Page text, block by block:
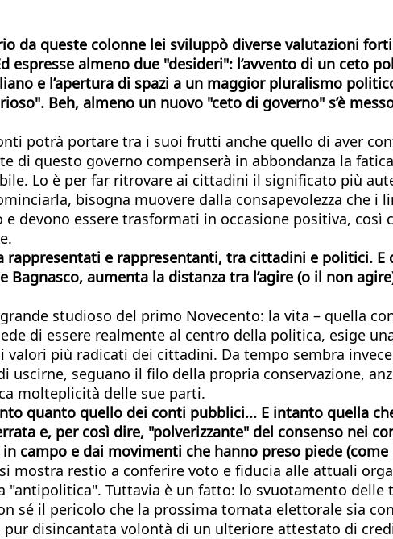
da queste colonne lei sviluppò diverse valutazioni
espresse almeno due "desideri": l’avvento di un ceto
e l’apertura di spazi a un maggior pluralismo
Beh, almeno un nuovo "ceto di governo" s’è
potrà portare tra i suoi frutti anche quello di aver
di questo governo compenserà in abbondanza la
Lo è per far ritrovare ai cittadini il significato più
bisogna muovere dalla consapevolezza
devono essere trasformati in occasione positiva,
e rappresentanti, tra cittadini e politici. E
Bagnasco, aumenta la distanza tra l’agire (o il non
studioso del primo Novecento: la vita – quella
di essere realmente al centro della politica, esige
più radicati dei cittadini. Da tempo sembra
seguano il filo della propria conservazione,
molteplicità delle sue parti.
quanto quello dei conti pubblici... E intanto quella
e, per così dire, "polverizzante" del consenso nei
campo e dai movimenti che hanno preso piede
mostra restio a conferire voto e fiducia alle attuali
Tuttavia è un fatto: lo svuotamento delle
sé il pericolo che la prossima tornata elettorale sia
disincantata volontà di un ulteriore attestato di